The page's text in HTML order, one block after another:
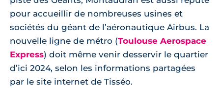
pour accueillir de nombreuses usines et
sociétés du géant de l’aéronautique Airbus. La
nouvelle ligne de métro (Toulouse Aerospace
Express) doit même venir desservir le quartier
d’ici 2024, selon les informations partagées
par le site internet de Tisséo.